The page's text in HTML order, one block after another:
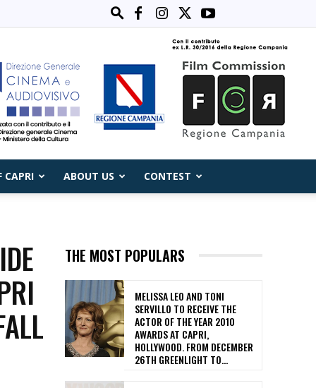
CAPRI ABOUT US CONTEST
THE MOST POPULARS
MELISSA LEO AND TONI
SERVILLO TO RECEIVE THE
ACTOR OF THE YEAR 2010
AWARDS AT CAPRI,
HOLLYWOOD. FROM DECEMBER
26TH GREENLIGHT TO...